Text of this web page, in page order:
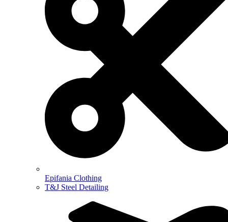
Epifania Clothing
T&J Steel Detailing